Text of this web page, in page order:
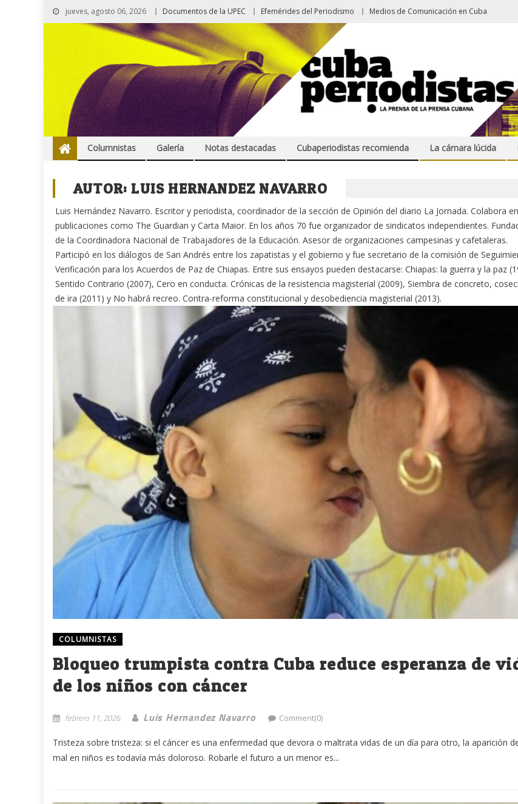
jueves, agosto 06, 2026 Documentos de la UPEC Efemérides del Periodismo Medios de Comunicación en Cuba
Columnistas Galería Notas destacadas Cubaperiodistas recomienda La cámara lúcida
AUTOR:LUIS HERNANDEZ NAVARRO
Luis Hernández Navarro. Escritor y periodista, coordinador de la sección de Opinión del diario La Jornada. Colabora en
publicaciones como The Guardian y Carta Maior. En los años 70 fue organizador de sindicatos independientes.
de la Coordinadora Nacional de Trabajadores de la Educación. Asesor de organizaciones campesinas y cafetaleras.
Participó en los diálogos de San Andrés entre los zapatistas y el gobierno y fue secretario de la comisión de
Verificación para los Acuerdos de Paz de Chiapas. Entre sus ensayos pueden destacarse: Chiapas: la guerra y la paz
Sentido Contrario (2007), Cero en conducta. Crónicas de la resistencia magisterial (2009), Siembra de concreto,
de ira (2011) y No habrá recreo. Contra-reforma constitucional y desobediencia magisterial (2013).
COLUMNISTAS
Bloqueo trumpista contra Cuba reduce esperanza de
de los niños con cáncer
febrero 11, 2026 Luis Hernandez Navarro Comment(0)
Tristeza sobre tristeza: si el cáncer es una enfermedad que devora o maltrata vidas de un día para otro, la aparición
mal en niños es todavía más doloroso. Robarle el futuro a un menor es...